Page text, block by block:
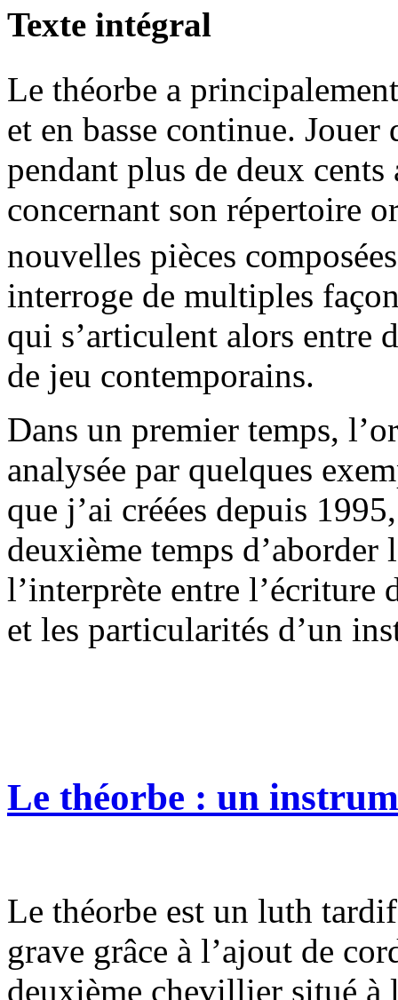
Texte intégral
Le théorbe a
et en basse continue.
pendant plus de deux cents
concernant son répertoire
nouvelles pièces
interroge de multiples
qui s’articulent alors entre
de jeu contemporains.
Dans un premier temps,
analysée par quelques
que j’ai créées depuis
deuxième temps
l’interprète entre l’écriture
et les particularités d’un
Le théorbe : un
Le théorbe est un luth
grave grâce à l’ajout de
deuxième chevillier situé à